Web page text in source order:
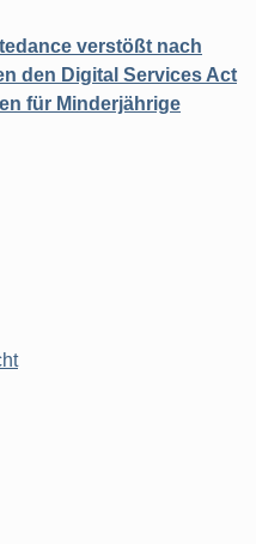
verstößt nach
den Digital Services Act
für Minderjährige